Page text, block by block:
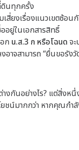
นทุกครั้ง
เสี่ยงเรื่องแนวเขตซ้อ
อยู่ในเอกสารสิทธิ์
ก น.ส.3 ก หรือโฉนด จ
าจสามารถ “ยื่นขอรัง
งกันอย่างไร? แต่สิ่งหนึ่
ยชน์มากกว่า หากคุณก